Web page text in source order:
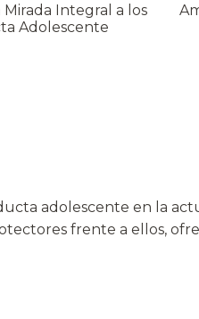
Integral a los
Adolescente
adolescente en la
frente a ellos,